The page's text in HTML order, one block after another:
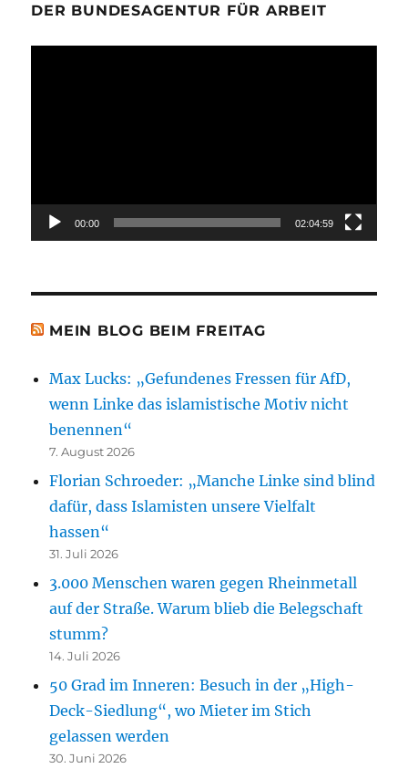
DER BUNDESAGENTUR FÜR ARBEIT
00:00 02:04:59
MEIN BLOG BEIM FREITAG
Max Lucks: „Gefundenes Fressen für AfD,
wenn Linke das islamistische Motiv nicht
benennen“
7. August 2026
Florian Schroeder: „Manche Linke sind blind
dafür, dass Islamisten unsere Vielfalt
hassen“
31. Juli 2026
3.000 Menschen waren gegen Rheinmetall
auf der Straße. Warum blieb die Belegschaft
stumm?
14. Juli 2026
50 Grad im Inneren: Besuch in der „High-
Deck-Siedlung“, wo Mieter im Stich
gelassen werden
30. Juni 2026